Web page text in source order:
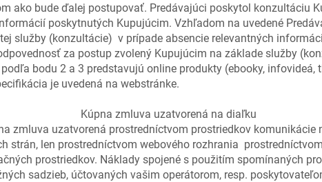
ako bude ďalej postupovať. Predávajúci poskytol konzultáciu
poskytnutých Kupujúcim. Vzhľadom na uvedené
služby (konzultácie) v prípade absencie relevantných
za postup zvolený Kupujúcim na základe služby
bodu 2 a 3 predstavujú online produkty (ebooky,
je uvedená na webstránke.
zmluva uzatvorená na diaľku
zmluva uzatvorená prostredníctvom prostriedkov
strán, len prostredníctvom webového rozhrania
prostriedkov. Náklady spojené s použitím spomínaných
sadzieb, účtovaných vašim operátorom, resp.